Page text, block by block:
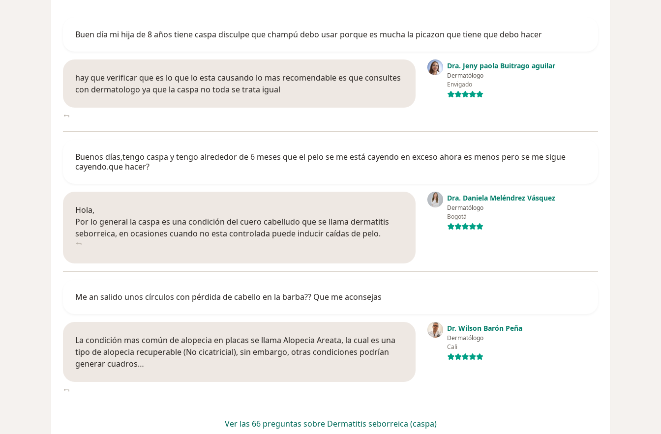
Buen día mi hija de 8 años tiene caspa disculpe que champú debo usar porque es mucha la picazon que tiene que debo hacer
Dra. Jeny paola Buitrago aguilar
Dermatólogo
Envigado
hay que verificar que es lo que lo esta causando lo mas recomendable es que consultes
con dermatologo ya que la caspa no toda se trata igual
Buenos días,tengo caspa y tengo alrededor de 6 meses que el pelo se me está cayendo en exceso ahora es menos pero se me sigue
cayendo.que hacer?
Dra. Daniela Meléndrez Vásquez
Dermatólogo
Bogotá
Hola,
Por lo general la caspa es una condición del cuero cabelludo que se llama dermatitis
seborreica, en ocasiones cuando no esta controlada puede inducir caídas de pelo.
Me an salido unos círculos con pérdida de cabello en la barba?? Que me aconsejas
Dr. Wilson Barón Peña
Dermatólogo
Cali
La condición mas común de alopecia en placas se llama Alopecia Areata, la cual es una
tipo de alopecia recuperable (No cicatricial), sin embargo, otras condiciones podrían
generar cuadros…
Ver las 66 preguntas sobre Dermatitis seborreica (caspa)